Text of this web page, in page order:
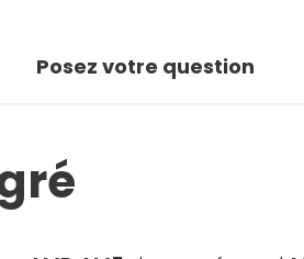
Posez votre question